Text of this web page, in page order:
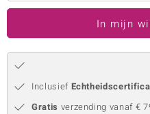
Collection
In mijn
Inclusief
Gratis verzending vanaf €